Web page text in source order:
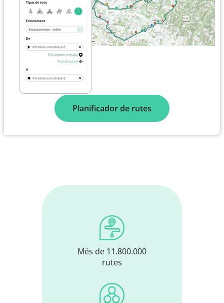
Planificador de rutes
Més de 11.800.000
rutes